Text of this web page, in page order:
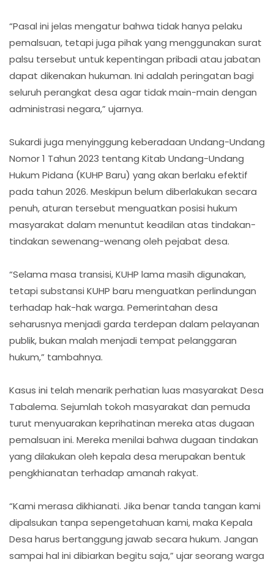
“Pasal ini jelas mengatur bahwa tidak hanya pelaku
pemalsuan, tetapi juga pihak yang menggunakan surat
palsu tersebut untuk kepentingan pribadi atau jabatan
dapat dikenakan hukuman. Ini adalah peringatan bagi
seluruh perangkat desa agar tidak main-main dengan
administrasi negara,” ujarnya.
Sukardi juga menyinggung keberadaan Undang-Undang
Nomor 1 Tahun 2023 tentang Kitab Undang-Undang
Hukum Pidana (KUHP Baru) yang akan berlaku efektif
pada tahun 2026. Meskipun belum diberlakukan secara
penuh, aturan tersebut menguatkan posisi hukum
masyarakat dalam menuntut keadilan atas tindakan-
tindakan sewenang-wenang oleh pejabat desa.
“Selama masa transisi, KUHP lama masih digunakan,
tetapi substansi KUHP baru menguatkan perlindungan
terhadap hak-hak warga. Pemerintahan desa
seharusnya menjadi garda terdepan dalam pelayanan
publik, bukan malah menjadi tempat pelanggaran
hukum,” tambahnya.
Kasus ini telah menarik perhatian luas masyarakat Desa
Tabalema. Sejumlah tokoh masyarakat dan pemuda
turut menyuarakan keprihatinan mereka atas dugaan
pemalsuan ini. Mereka menilai bahwa dugaan tindakan
yang dilakukan oleh kepala desa merupakan bentuk
pengkhianatan terhadap amanah rakyat.
“Kami merasa dikhianati. Jika benar tanda tangan kami
dipalsukan tanpa sepengetahuan kami, maka Kepala
Desa harus bertanggung jawab secara hukum. Jangan
sampai hal ini dibiarkan begitu saja,” ujar seorang warga